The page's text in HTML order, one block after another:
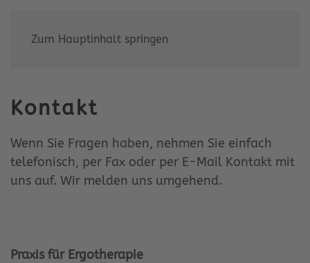
Zum Hauptinhalt springen
Kontakt
Wenn Sie Fragen haben, nehmen Sie einfach
telefonisch, per Fax oder per E-Mail Kontakt mit
uns auf. Wir melden uns umgehend.
Praxis für Ergotherapie